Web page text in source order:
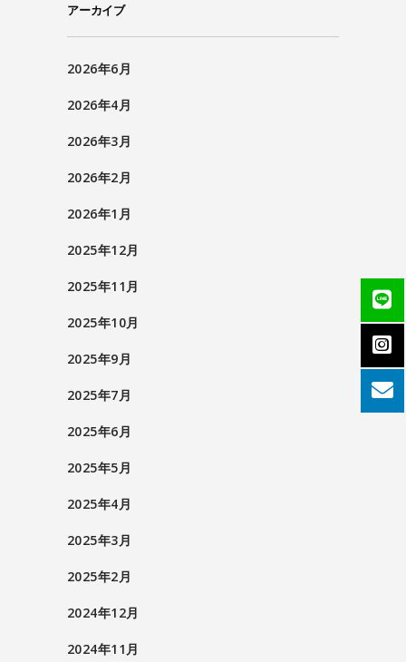
アーカイブ
2026年6月
2026年4月
2026年3月
2026年2月
2026年1月
2025年12月
2025年11月
2025年10月
2025年9月
2025年7月
2025年6月
2025年5月
2025年4月
2025年3月
2025年2月
2024年12月
2024年11月